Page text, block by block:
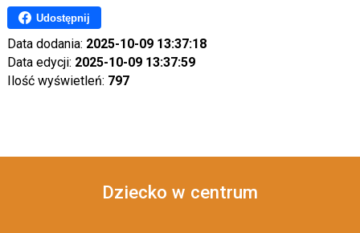
Udostępnij
Data dodania: 2025-10-09 13:37:18
Data edycji: 2025-10-09 13:37:59
Ilość wyświetleń: 797
Dziecko w centrum